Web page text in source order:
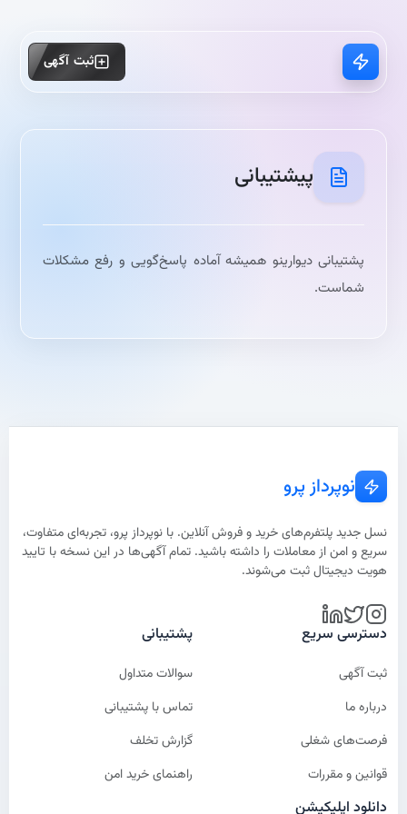
ثبت آگهی
پیشتیبانی
پشتیبانی دیوارینو همیشه آماده پاسخ‌گویی و رفع مشکلات
شماست.
نوپرداز پرو
نسل جدید پلتفرم‌های خرید و فروش آنلاین. با نوپرداز پرو، تجربه‌ای متفاوت،
سریع و امن از معاملات را داشته باشید. تمام آگهی‌ها در این نسخه با تایید
هویت دیجیتال ثبت می‌شوند.
دسترسی سریع
ثبت آگهی
درباره ما
فرصت‌های شغلی
قوانین و مقررات
پشتیبانی
سوالات متداول
تماس با پشتیبانی
گزارش تخلف
راهنمای خرید امن
دانلود اپلیکیشن